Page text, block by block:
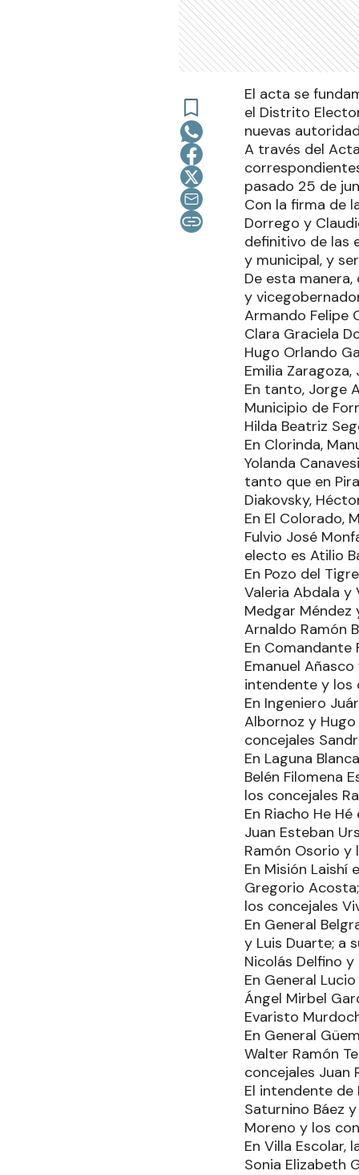
El acta se
el Distrito
nuevas
A través del
pasado 25 de
Con la firma de
Dorrego y
definitivo de las
y municipal, y
De esta
y
Armando Felipe
Clara Graciela
Hugo Orlando
Emilia
En tanto, Jorge
Municipio de
Hilda Beatriz
En Clorinda,
Yolanda
tanto que en
Diakovsky,
En El Colorado,
Fulvio José
electo es Atilio
En Pozo del
Valeria Abdala y
Medgar Méndez
Arnaldo Ramón
En Comandante
Emanuel
intendente y los
En Ingeniero
Albornoz y Hugo
concejales
En Laguna
Belén Filomena
los concejales
En Riacho He
Juan Esteban
Ramón Osorio y
En Misión Laishí
Gregorio
los concejales
En General
y Luis Duarte; a
Nicolás Delfino y
En General
Ángel Mirbel
Evaristo
En General
Walter Ramón
concejales Juan
El intendente de
Saturnino Báez
Moreno y los
En Villa Escolar,
Sonia Elizabeth